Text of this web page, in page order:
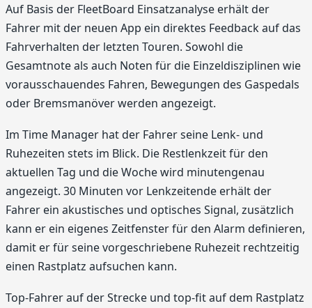
Auf Basis der FleetBoard Einsatzanalyse erhält der
Fahrer mit der neuen App ein direktes Feedback auf das
Fahrverhalten der letzten Touren. Sowohl die
Gesamtnote als auch Noten für die Einzeldisziplinen wie
vorausschau­endes Fahren, Bewegungen des Gaspedals
oder Bremsmanöver werden angezeigt.
Im Time Manager hat der Fahrer seine Lenk- und
Ruhezeiten stets im Blick. Die Restlenkzeit für den
aktuellen Tag und die Woche wird minutengenau
angezeigt. 30 Minuten vor Lenkzeitende erhält der
Fahrer ein akustisches und optisches Signal, zusätzlich
kann er ein eigenes Zeitfenster für den Alarm definieren,
damit er für seine vorgeschriebene Ruhezeit rechtzeitig
einen Rastplatz aufsuchen kann.
Top-Fahrer auf der Strecke und top-fit auf dem Rastplatz